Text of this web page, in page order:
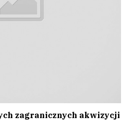
zagranicznych akwizycji